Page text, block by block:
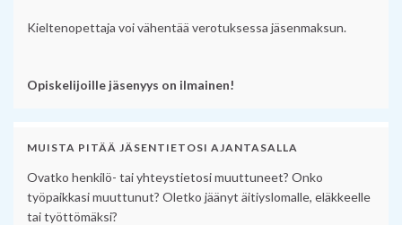
Kieltenopettaja voi vähentää verotuksessa jäsenmaksun.
Opiskelijoille jäsenyys on ilmainen!
MUISTA PITÄÄ JÄSENTIETOSI AJANTASALLA
Ovatko henkilö- tai yhteystietosi muuttuneet? Onko
työpaikkasi muuttunut? Oletko jäänyt äitiyslomalle, eläkkeelle
tai työttömäksi?